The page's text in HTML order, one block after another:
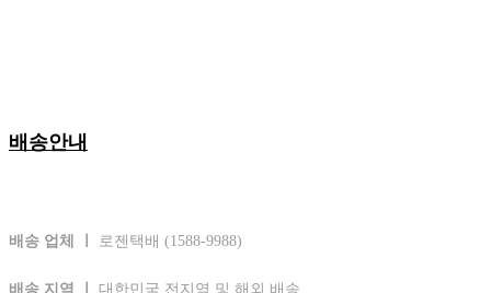
배송안내
배송 업체 ㅣ 로젠택배 (1588-9988)
배송 지역 ㅣ 대한민국 전지역 및 해외 배송